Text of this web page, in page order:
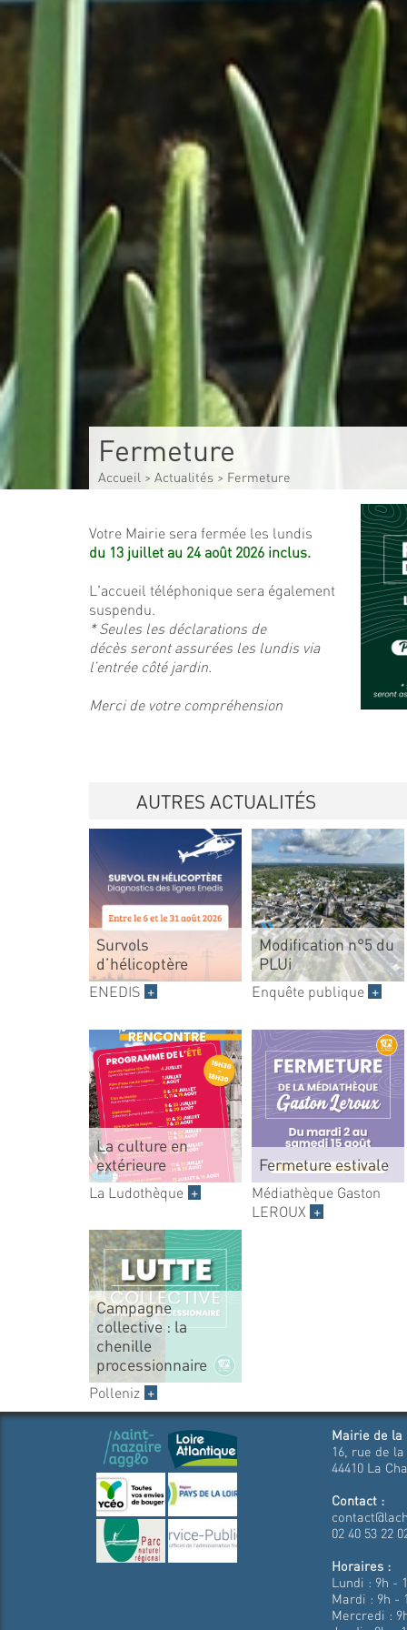
Fermeture
Accueil > Actualités> Fermeture
Votre Mairie sera fermée les lundis
du 13 juillet au 24 août 2026 inclus.
L'accueil téléphonique sera également
suspendu.
* Seules les déclarations de
décès seront assurées les lundis via
l’entrée côté jardin.
Merci de votre compréhension
AUTRES ACTUALITÉS
Survols
d’hélicoptère
ENEDIS +
Modification n°5 du
PLUi
Enquête publique +
La culture en
extérieure
La Ludothèque +
Fermeture estivale
Médiathèque Gaston
LEROUX +
Campagne
collective : la
chenille
processionnaire
Polleniz +
Mairie de la
16, rue de
44410 La
Contact :
02 40 53 22
Horaires :
Lundi : 9h -
Mardi : 9h -
Mercredi :